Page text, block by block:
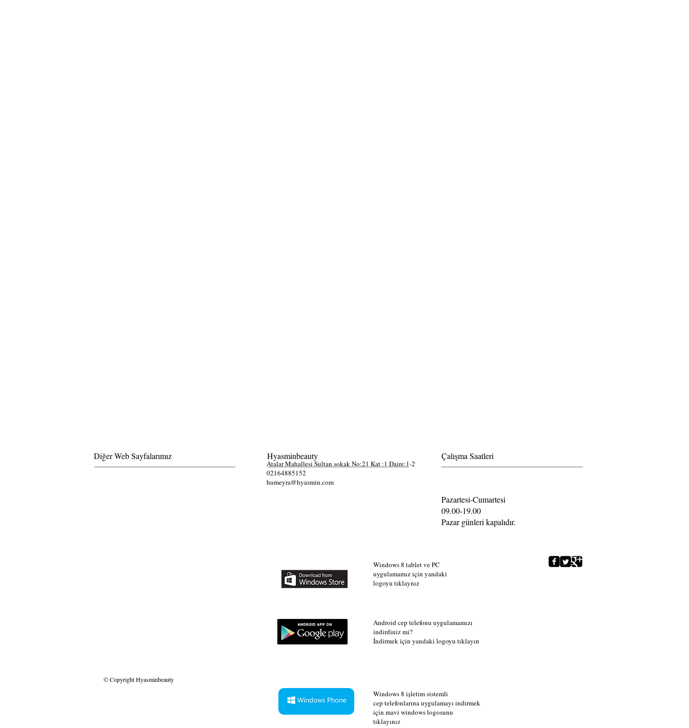
Diğer Web Sayfalarımız Hyasminbeauty
Atalar Mahallesi Sultan sokak No:21 Kat :1 Daire:1-2
02164885152
humeyra@hyasmin.com
Çalışma Saatleri
Pazartesi-Cumartesi
09.00-19.00
Pazar günleri kapalıdır.
Android cep telefonu uygulamamızı
indirdiniz mi?
İndirmek için yandaki logoyu tıklayın
Windows 8 tablet ve PC
uygulamamız için yandaki
logoyu tıklaynız
© Copyright Hyasminbeauty
Windows 8 işletim sistemli
cep telefonlarına uygulamayı indirmek
için mavi windows logosunu
tıklayınız